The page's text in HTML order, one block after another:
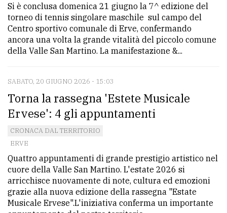
Si è conclusa domenica 21 giugno la 7^ edizione del
torneo di tennis singolare maschile sul campo del
Centro sportivo comunale di Erve, confermando
ancora una volta la grande vitalità del piccolo comune
della Valle San Martino. La manifestazione &...
SABATO, 20 GIUGNO 2026 - 15:03
Torna la rassegna 'Estete Musicale
Ervese': 4 gli appuntamenti
CRONACA DAL TERRITORIO
ERVE
Quattro appuntamenti di grande prestigio artistico nel
cuore della Valle San Martino. L'estate 2026 si
arricchisce nuovamente di note, cultura ed emozioni
grazie alla nuova edizione della rassegna "Estate
Musicale Ervese".L'iniziativa conferma un importante